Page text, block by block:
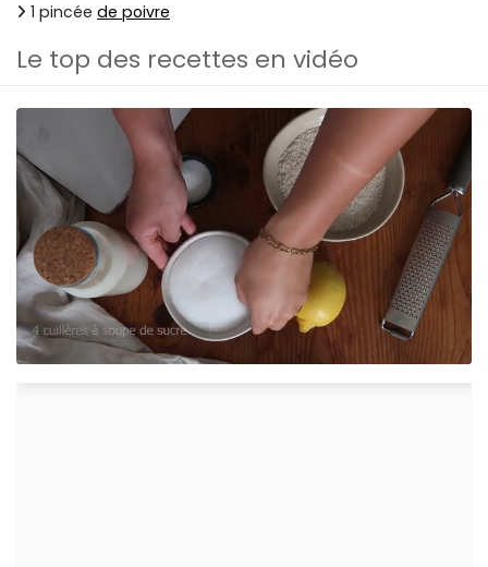
1 pincée de poivre
Le top des recettes en vidéo